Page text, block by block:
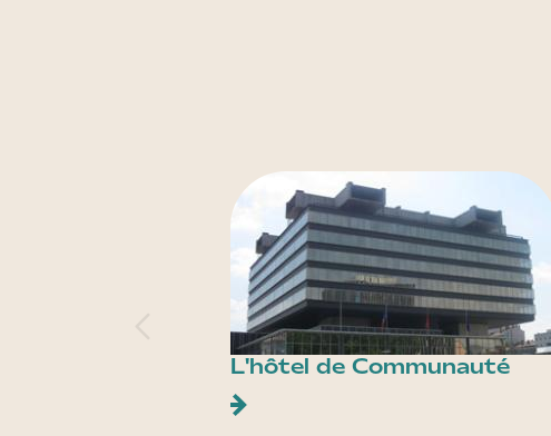
L'hôtel de Communauté